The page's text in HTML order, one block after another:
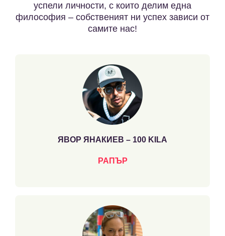
успели личности, с които делим една
философия – собственият ни успех зависи от
самите нас!
ЯВОР ЯНАКИЕВ – 100 KILA
РАПЪР